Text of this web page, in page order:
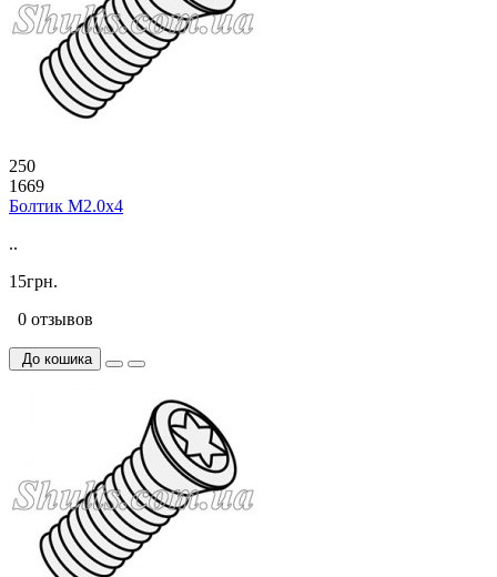
250
1669
Болтик М2.0х4
..
15грн.
0 отзывов
До кошика